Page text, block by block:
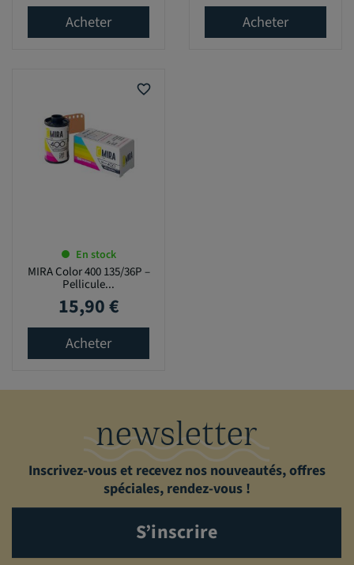
Acheter Acheter
favorite_border
En stock
MIRA Color 400 135/36P –
Pellicule...
Prix
15,90 €
Acheter
newsletter
Inscrivez-vous et recevez nos nouveautés, offres
spéciales, rendez-vous !
S’inscrire